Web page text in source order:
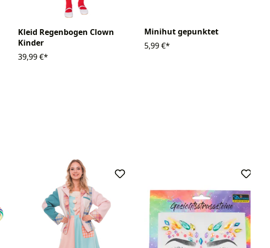
Kleid Regenbogen Clown
Kinder
39,99 €*
Minihut gepunktet
5,99 €*